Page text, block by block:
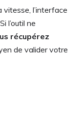
vitesse, l’interface
l’outil ne
récupérez
de valider votre